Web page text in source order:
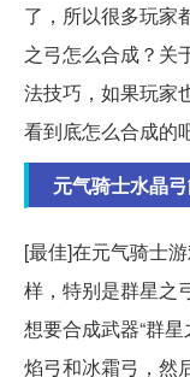
了，所以很多玩家
之弓怎么合成？关
法技巧，如果玩家
看到底怎么合成的
元气骑士水晶
[最佳]在元气骑士
样，特别是群星之
想要合成武器“群
焰弓和冰霜弓，然